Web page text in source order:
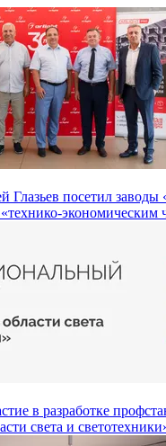
Глазьев посетил
экономическим
в разработке
света и